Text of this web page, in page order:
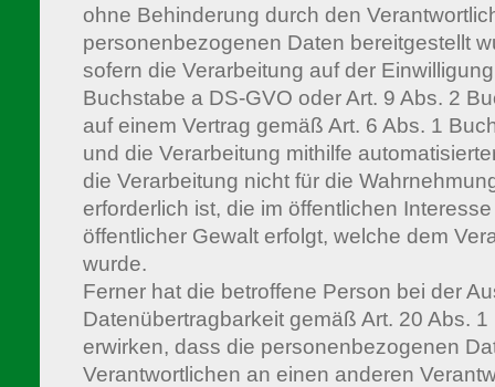
ohne Behinderung durch den
personenbezogenen Daten bereitgestellt
sofern die Verarbeitung auf der
Buchstabe a DS-GVO oder Art. 9 Abs. 2
auf einem Vertrag gemäß Art. 6 Abs. 1
und die Verarbeitung mithilfe
die Verarbeitung nicht für die
erforderlich ist, die im öffentlichen
öffentlicher Gewalt erfolgt, welche dem
wurde.
Ferner hat die betroffene Person bei der
Datenübertragbarkeit gemäß Art. 20 Abs.
erwirken, dass die personenbezogenen
Verantwortlichen an einen anderen